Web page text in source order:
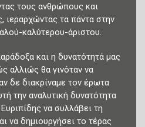
τους ανθρώπους και
ιεραρχώντας τα πάντα στην
καλύτερου-άριστου.
και η δυνατότητά μας
αλλιώς θα γινόταν να
δε διακρίναμε τον έρωτα
την αναλυτική δυνατότητα
να συλλάβει τη
να δημιουργήσει το τέρας